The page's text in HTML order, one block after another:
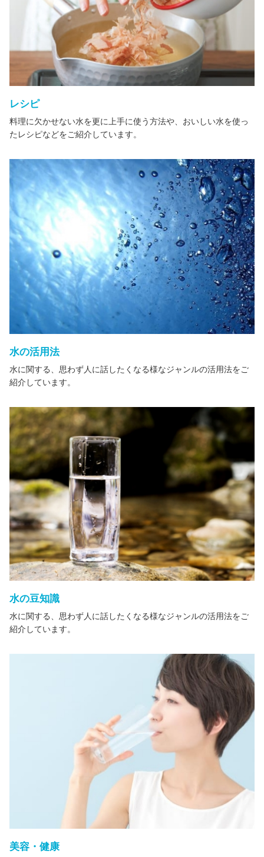
レシピ
料理に欠かせない水を更に上手に使う方法や、おいしい水を使っ
たレシピなどをご紹介しています。
水の活用法
水に関する、思わず人に話したくなる様なジャンルの活用法をご
紹介しています。
水の豆知識
水に関する、思わず人に話したくなる様なジャンルの活用法をご
紹介しています。
美容・健康